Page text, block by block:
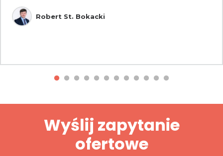
Robert St. Bokacki
Wyślij zapytanie
ofertowe